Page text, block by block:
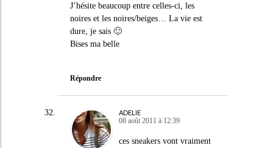
J’hésite beaucoup entre celles-ci, les
noires et les noires/beiges… La vie est
dure, je sais 🙂
Bises ma belle
Répondre
ADELIE
08 août 2011 à 12:39
ces sneakers vont vraiment